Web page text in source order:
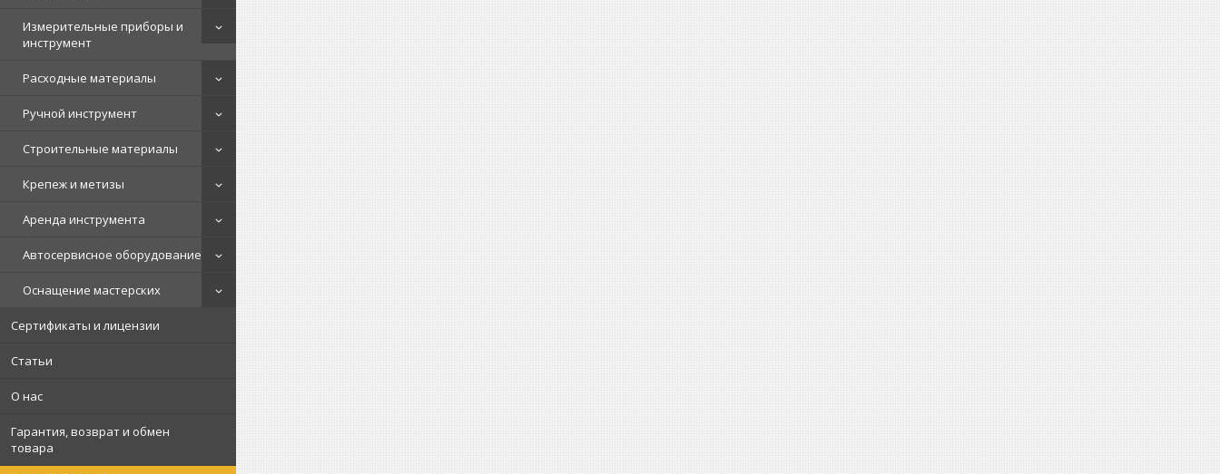
Измерительные приборы и
инструмент
Расходные материалы
Ручной инструмент
Строительные материалы
Крепеж и метизы
Аренда инструмента
Автосервисное оборудование
Оснащение мастерских
Сертификаты и лицензии
Статьи
О нас
Гарантия, возврат и обмен
товара